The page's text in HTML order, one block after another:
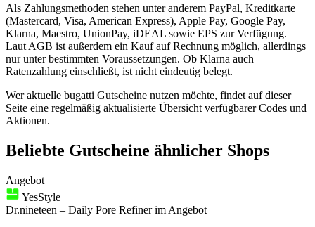
Als Zahlungsmethoden stehen unter anderem PayPal, Kreditkarte
(Mastercard, Visa, American Express), Apple Pay, Google Pay,
Klarna, Maestro, UnionPay, iDEAL sowie EPS zur Verfügung.
Laut AGB ist außerdem ein Kauf auf Rechnung möglich, allerdings
nur unter bestimmten Voraussetzungen. Ob Klarna auch
Ratenzahlung einschließt, ist nicht eindeutig belegt.
Wer aktuelle bugatti Gutscheine nutzen möchte, findet auf dieser
Seite eine regelmäßig aktualisierte Übersicht verfügbarer Codes und
Aktionen.
Beliebte Gutscheine ähnlicher Shops
Angebot
YesStyle
Dr.nineteen – Daily Pore Refiner im Angebot